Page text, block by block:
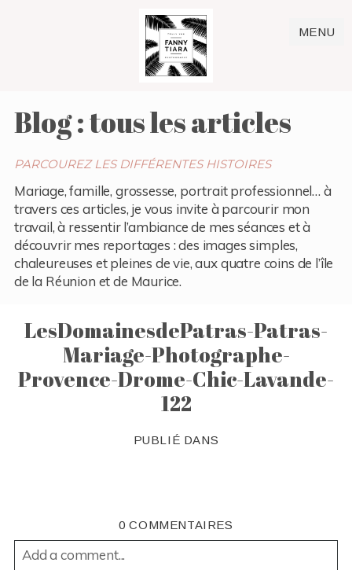
MENU
Blog : tous les articles
PARCOUREZ LES DIFFÉRENTES HISTOIRES
Mariage, famille, grossesse, portrait professionnel… à
travers ces articles, je vous invite à parcourir mon
travail, à ressentir l’ambiance de mes séances et à
découvrir mes reportages : des images simples,
chaleureuses et pleines de vie, aux quatre coins de l’île
de la Réunion et de Maurice.
LesDomainesdePatras-Patras-
Mariage-Photographe-
Provence-Drome-Chic-Lavande-
122
PUBLIÉ DANS
0 COMMENTAIRES
Add a comment...